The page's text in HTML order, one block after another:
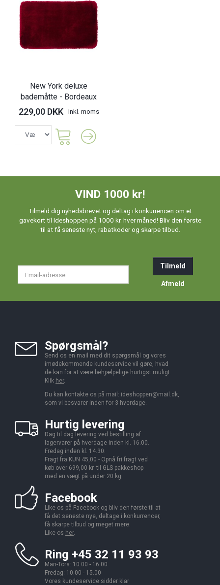
New York deluxe
bademåtte - Bordeaux
229,00 DKK Inkl. moms
VIND 1000 kr!
Tilmeld dig nyhedsbrevet og deltag i konkurrencen om et
gavekort til Ideshoppen på 1000 kr. hver måned! Bliv den første
til at få seneste nyt, rabatkoder og skarpe tilbud.
Tilmeld
Afmeld
Spørgsmål?
Send os en mail med dit spørgsmål og vores
imødekommende kundeservice vil gøre, hvad
de kan for at være behjælpelige hurtigst muligt.
Klik her.
Du kan kontakte os på mail: ideshoppen@mail.dk,
som vi besvarer inden for 3 hverdage.
Hurtig levering
Dag til dag levering ved bestilling af
lagervarer på hverdage inden kl. 16.00.
Fredag inden kl. 14.30.
Fragt fra KUN 45,00 - Opnå fri fragt ved
køb over 699,00 kr. til GLS pakkeshop
med en vægt på under 20 kg.
Facebook
Like os på Facebook og bliv den første til at
få det seneste nye, deltage i konkurrencer,
få skarpe tilbud og meget mere.
Like os her.
Ring +45 32 11 93 93
Man-Tors: 10.00 - 16.00
Fredag: 10.00 - 15.00
Vores kundeservice sidder klar